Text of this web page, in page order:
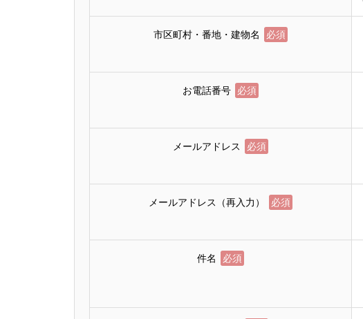
市区町村・番地・建物名 必須
お電話番号 必須
メールアドレス 必須
メールアドレス（再入力） 必須
件名 必須